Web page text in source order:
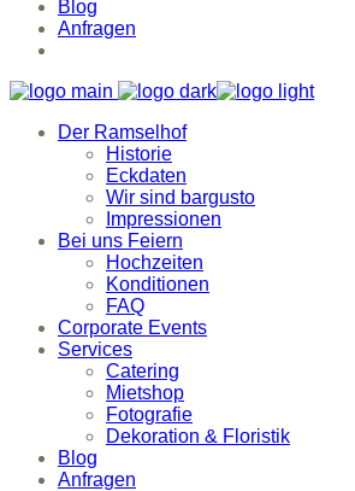
Blog
Anfragen
Der Ramselhof
Historie
Eckdaten
Wir sind bargusto
Impressionen
Bei uns Feiern
Hochzeiten
Konditionen
FAQ
Corporate Events
Services
Catering
Mietshop
Fotografie
Dekoration & Floristik
Blog
Anfragen